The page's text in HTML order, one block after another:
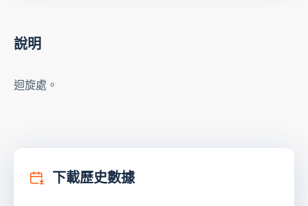
說明
迴旋處。
下載歷史數據